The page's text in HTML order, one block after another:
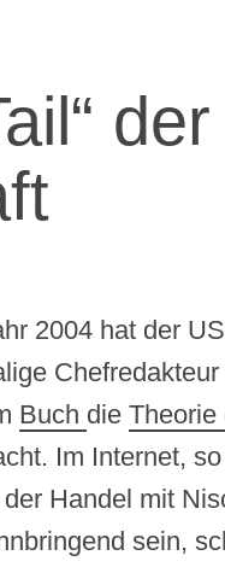
der
2004 hat der
Buch die Theorie
Im Internet,
Handel mit
sein,